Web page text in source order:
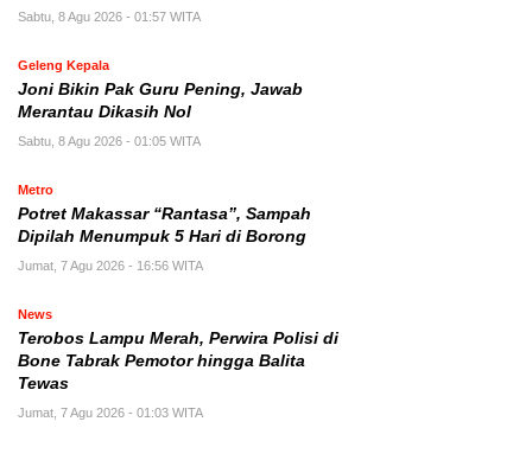
Sabtu, 8 Agu 2026 - 01:57 WITA
Geleng Kepala
Joni Bikin Pak Guru Pening, Jawab
Merantau Dikasih Nol
Sabtu, 8 Agu 2026 - 01:05 WITA
Metro
Potret Makassar “Rantasa”, Sampah
Dipilah Menumpuk 5 Hari di Borong
Jumat, 7 Agu 2026 - 16:56 WITA
News
Terobos Lampu Merah, Perwira Polisi di
Bone Tabrak Pemotor hingga Balita
Tewas
Jumat, 7 Agu 2026 - 01:03 WITA